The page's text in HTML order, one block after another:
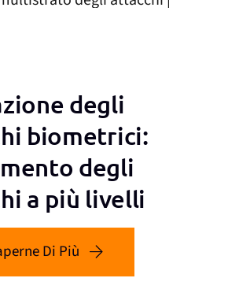
degli
biometrici:
degli
a più livelli
Di Più